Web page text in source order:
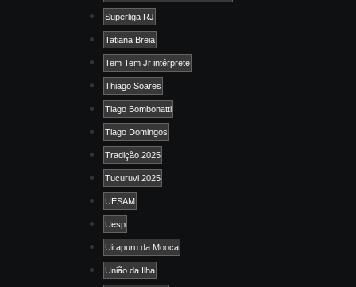
Superliga RJ
Tatiana Breia
Tem Tem Jr intérprete
Thiago Soares
Tiago Bombonatti
Tiago Domingos
Tradição 2025
Tucuruvi 2025
UESAM
Uesp
Uirapuru da Mooca
União da Ilha